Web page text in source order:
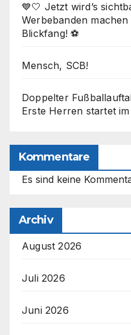
💙🤍 Jetzt wird’s
Werbebanden
Blickfang! ⚽
Mensch, SCB!
Doppelter
Erste Herren startet
Kommentare
Es sind keine
Archiv
August 2026
Juli 2026
Juni 2026